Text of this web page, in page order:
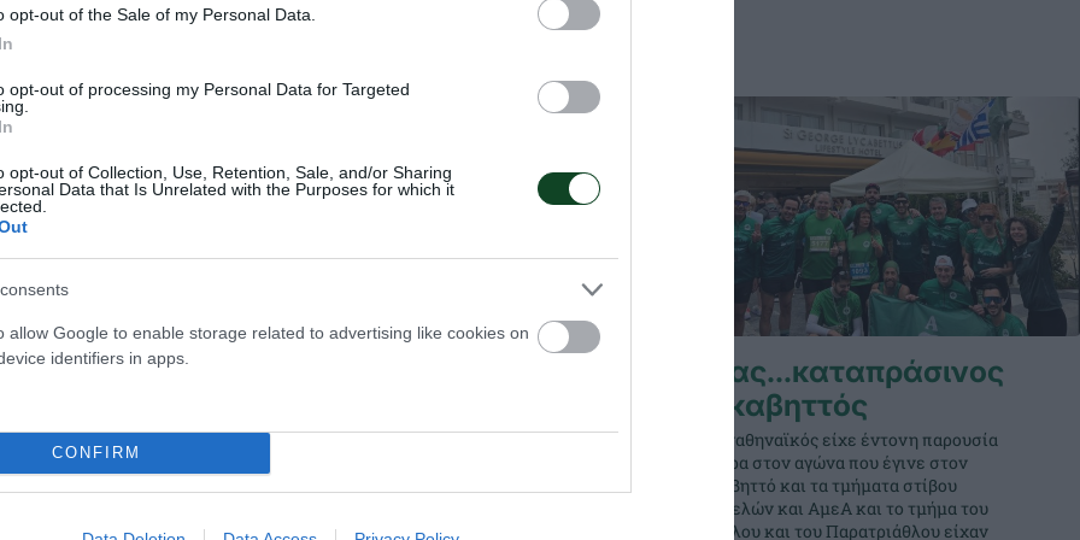
opt-out of the Sale of my Personal Data.
opt-out of processing my Personal Data for Targeted
opt-out of Collection, Use, Retention, Sale, and/or Sharing
Data that Is Unrelated with the Purposes for which it
allow Google to enable storage related to advertising like cookies on
identifiers in apps.
CONFIRM
«πράσινη»
ΑμεΑ του Παναθηναϊκού
θέση στη Γενική
Θεσσαλονίκη
Ένας…καταπράσινος
Λυκαβηττός
Ο Παναθηναϊκός είχε έντονη παρουσία
σήμερα στον αγώνα που έγινε στον
Λυκαβηττό και τα τμήματα στίβου
αρτιμελών και ΑμεΑ και το τμήμα του
τριάθλου και του Παρατριάθλου είχαν